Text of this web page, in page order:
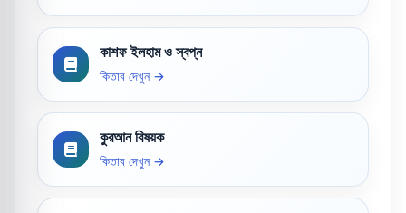
কাশফ ইলহাম ও স্বপ্ন
কিতাব দেখুন →
কুরআন বিষয়ক
কিতাব দেখুন →